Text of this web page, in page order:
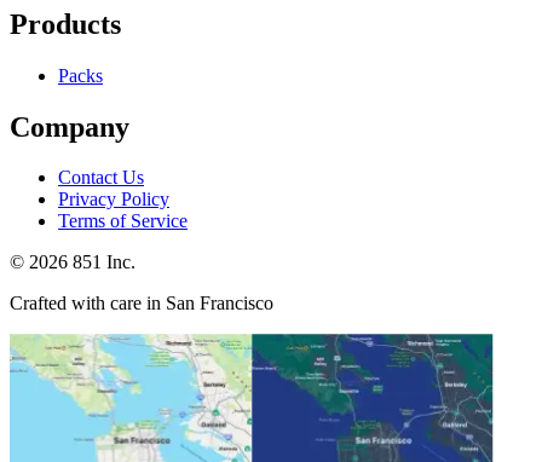
Products
Packs
Company
Contact Us
Privacy Policy
Terms of Service
© 2026 851 Inc.
Crafted with care in San Francisco